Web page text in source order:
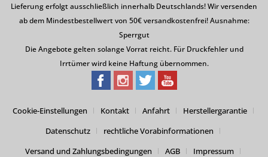
Lieferung erfolgt ausschließlich innerhalb Deutschlands! Wir versenden
ab dem Mindestbestellwert von 50€ versandkostenfrei! Ausnahme:
Sperrgut
Die Angebote gelten solange Vorrat reicht. Für Druckfehler und
Irrtümer wird keine Haftung übernommen.
Cookie-Einstellungen Kontakt Anfahrt
Herstellergarantie
Datenschutz
rechtliche Vorabinformationen
Versand und Zahlungsbedingungen
AGB
Impressum